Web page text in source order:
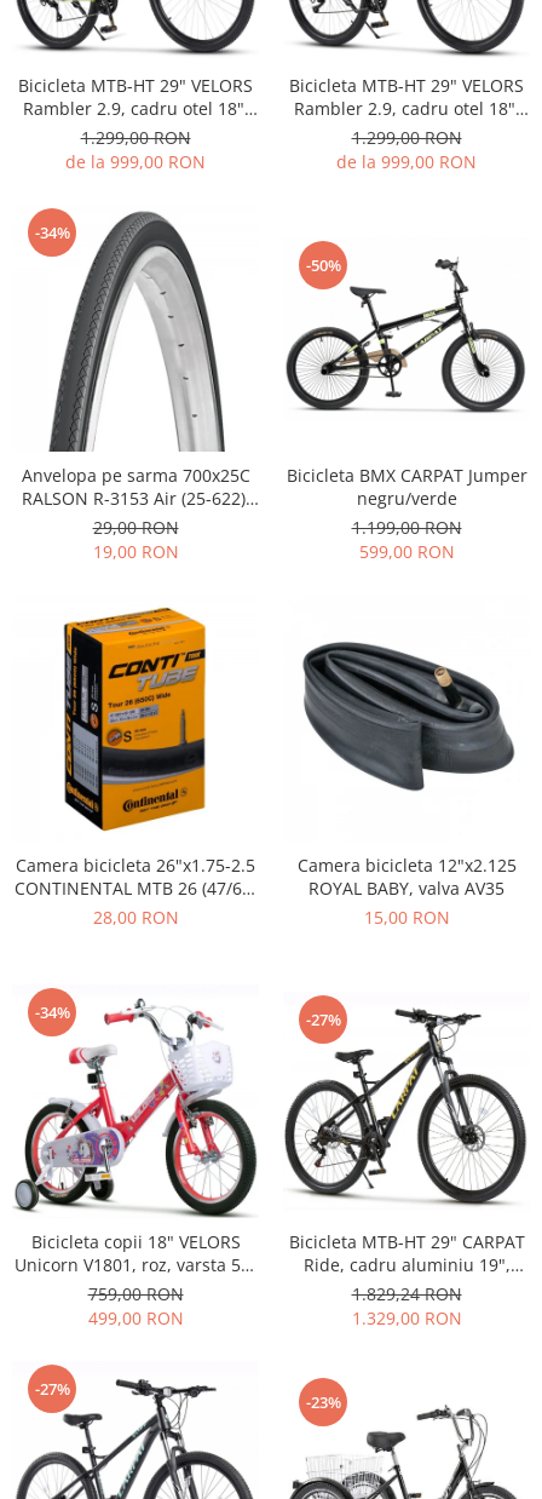
Bicicleta MTB-HT 29" VELORS
Rambler 2.9, cadru otel 18",
manete secventiale, frane
disc, 21 viteze, verde
1.299,00 RON
de la 999,00 RON
Bicicleta MTB-HT 29" VELORS
Rambler 2.9, cadru otel 18",
manete secventiale, frane
disc, 21 viteze, negru/gri
1.299,00 RON
de la 999,00 RON
-34%
Anvelopa pe sarma 700x25C
RALSON R-3153 Air (25-622),
negru
29,00 RON
19,00 RON
-50%
Bicicleta BMX CARPAT Jumper
negru/verde
1.199,00 RON
599,00 RON
Camera bicicleta 26"x1.75-2.5
CONTINENTAL MTB 26 (47/62-
559), valva FV42
28,00 RON
Camera bicicleta 12"x2.125
ROYAL BABY, valva AV35
15,00 RON
-34%
Bicicleta copii 18" VELORS
Unicorn V1801, roz, varsta 5-7
ani
759,00 RON
499,00 RON
-27%
Bicicleta MTB-HT 29" CARPAT
Ride, cadru aluminiu 19",
manete secventiale, frane
hidraulice, 21 viteze,
negru/galben
1.829,24 RON
1.329,00 RON
-27%
-23%